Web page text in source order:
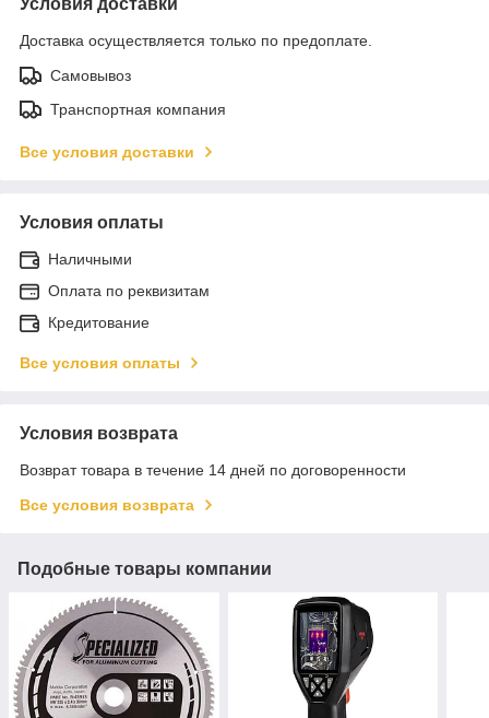
Доставка осуществляется только по предоплате.
Самовывоз
Транспортная компания
Все условия доставки
Условия оплаты
Наличными
Оплата по реквизитам
Кредитование
Все условия оплаты
Условия возврата
Возврат товара в течение 14 дней по договоренности
Все условия возврата
Подобные товары компании